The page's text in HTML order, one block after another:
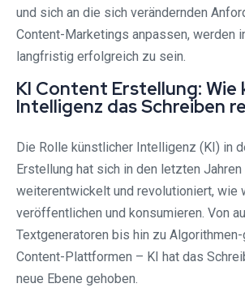
und sich an die sich verändernden
Content-Marketings anpassen, werden
langfristig erfolgreich zu sein.
KI Content Erstellung: Wie
Intelligenz das Schreiben
Die Rolle künstlicher Intelligenz (KI) in
Erstellung hat sich in den letzten Jahren
weiterentwickelt und revolutioniert, wie
veröffentlichen und konsumieren. Von
Textgeneratoren bis hin zu
Content-Plattformen – KI hat das
neue Ebene gehoben.